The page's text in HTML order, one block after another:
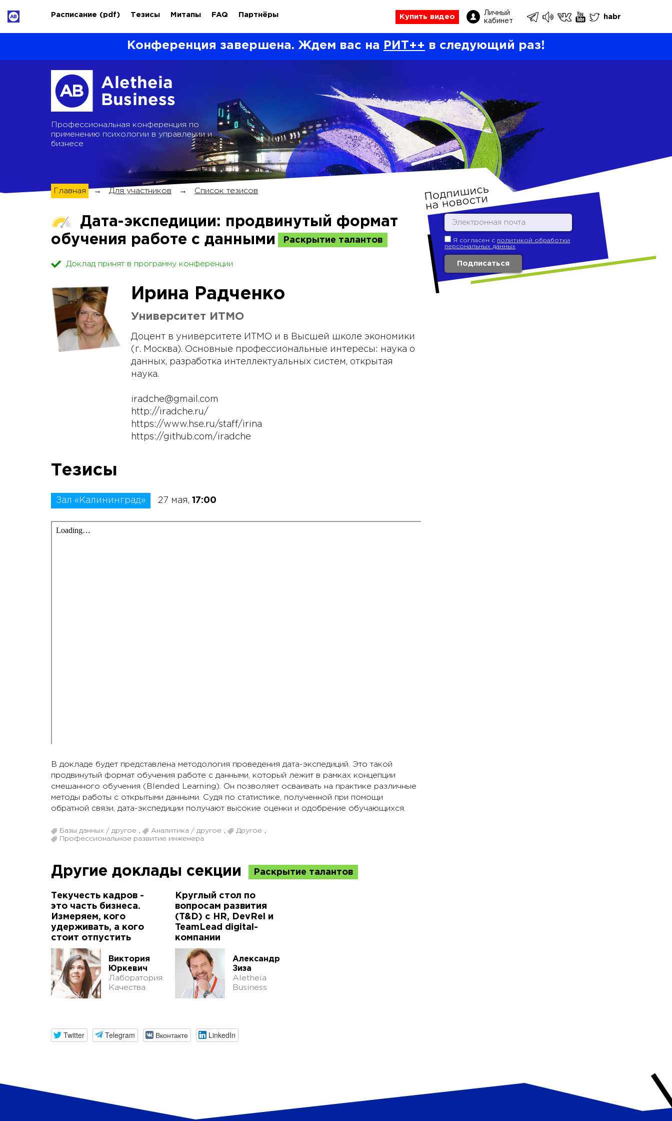
Купить видео
Личный
кабинет
habr
Расписание (pdf) Тезисы Митапы FAQ Партнёры
Конференция завершена. Ждем вас на РИТ++ в следующий раз!
Профессиональная конференция по
применению психологии в управлении и
бизнесе
Главная → Для участников → Список тезисов
Дата-экспедиции: продвинутый формат
обучения работе с данными
Раскрытие талантов
Доклад принят в программу конференции
Ирина Радченко
Университет ИТМО
Доцент в университете ИТМО и в Высшей школе экономики
(г. Москва). Основные профессиональные интересы: наука о
данных, разработка интеллектуальных систем, открытая
наука.
iradche@gmail.com
http://iradche.ru/
https://www.hse.ru/staff/irina
https://github.com/iradche
Тезисы
Зал «Калининград» 27 мая, 17:00
В докладе будет представлена методология проведения дата-экспедиций. Это такой
продвинутый формат обучения работе с данными, который лежит в рамках концепции
смешанного обучения (Blended Learning). Он позволяет осваивать на практике различные
методы работы с открытыми данными. Судя по статистике, полученной при помощи
обратной связи, дата-экспедиции получают высокие оценки и одобрение обучающихся.
Базы данных / другое , Аналитика / другое , Другое ,
Профессиональное развитие инженера
Другие доклады секции Раскрытие талантов
Текучесть кадров -
это часть бизнеса.
Измеряем, кого
удерживать, а кого
стоит отпустить
Виктория
Юркевич
Лаборатория
Качества
Круглый стол по
вопросам развития
(T&D) с HR, DevRel и
TeamLead digital-
компании
Александр
Зиза
Aletheia
Business
Twitter Telegram Вконтакте LinkedIn
Я согласен с политикой обработки
персональных данных